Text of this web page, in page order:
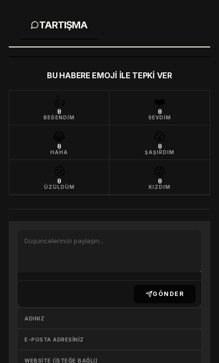
TARTIŞMA
BU HABERE EMOJI ILE TEPKI VER
0
BEĞENDIM
0
SEVDIM
0
HAHA
0
ŞAŞIRDIM
0
ÜZÜLDÜM
0
KIZDIM
GÖNDER